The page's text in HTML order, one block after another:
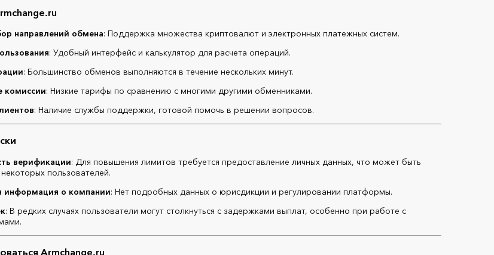
направлений обмена: Поддержка множества криптовалют и электронных платежных систем.
: Удобный интерфейс и калькулятор для расчета операций.
: Большинство обменов выполняются в течение нескольких минут.
комиссии: Низкие тарифы по сравнению с многими другими обменниками.
: Наличие службы поддержки, готовой помочь в решении вопросов.
верификации: Для повышения лимитов требуется предоставление личных данных, что может быть
пользователей.
информация о компании: Нет подробных данных о юрисдикции и регулировании платформы.
: В редких случаях пользователи могут столкнуться с задержками выплат, особенно при работе с
Armchange.ru